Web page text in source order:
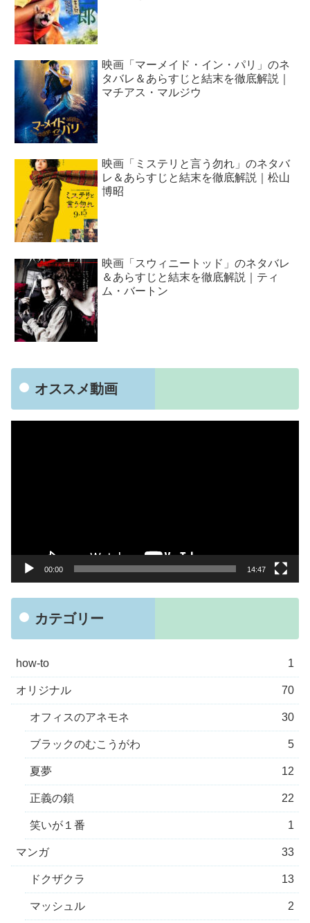
映画「マーメイド・イン・パリ」のネ
タバレ＆あらすじと結末を徹底解説｜
マチアス・マルジウ
映画「ミステリと言う勿れ」のネタバ
レ＆あらすじと結末を徹底解説｜松山
博昭
映画「スウィニートッド」のネタバレ
＆あらすじと結末を徹底解説｜ティ
ム・バートン
オススメ動画
00:00 14:47
カテゴリー
how-to 1
オリジナル 70
オフィスのアネモネ 30
ブラックのむこうがわ 5
夏夢 12
正義の鎖 22
笑いが１番 1
マンガ 33
ドクザクラ 13
マッシュル 2